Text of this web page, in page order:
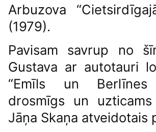
Arbuzova
(1979).
Pavisam savrup no
Gustava ar autotauri
“Emīls un
drosmīgs un
Jāņa Skaņa atveidotais